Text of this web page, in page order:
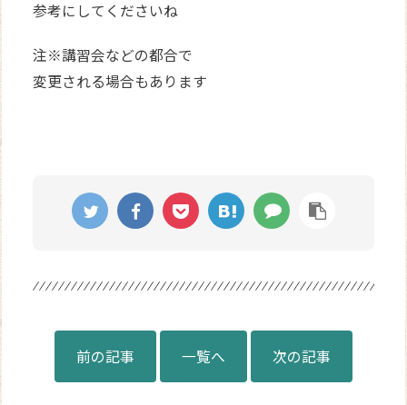
参考にしてくださいね
注※講習会などの都合で
変更される場合もあります
前の記事 一覧へ 次の記事